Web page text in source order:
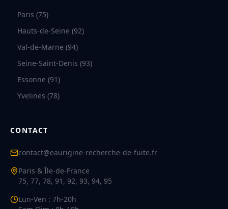
Paris (75)
Hauts-de-Seine (92)
Val-de-Marne (94)
Seine-Saint-Denis (93)
Essonne (91)
Yvelines (78)
CONTACT
contact@eaurigine-recherche-de-fuite.fr
Paris & Île-de-France
75, 77, 78, 91, 92, 93, 94, 95
Lun-Ven : 7h-20h